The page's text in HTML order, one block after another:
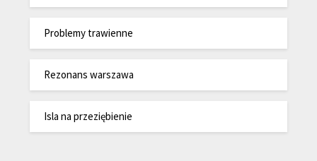
Problemy trawienne
Rezonans warszawa
Isla na przeziębienie